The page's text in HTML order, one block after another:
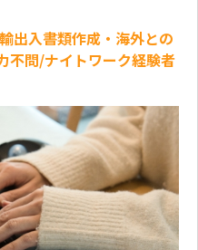
出入書類作成・海外との
不問/ナイトワーク経験者